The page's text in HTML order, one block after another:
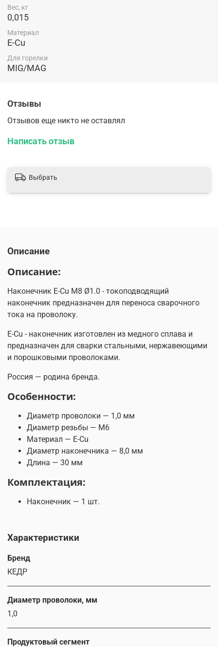
Вес, кг
0,015
Материал
E-Cu
Для горелки
MIG/MAG
Отзывы
Отзывов еще никто не оставлял
Написать отзыв
Выбрать
Описание
Описание:
Наконечник E-Cu М8 Ø1.0 - токоподводящий
наконечник предназначен для переноса сварочного
тока на проволоку.
E-Cu - наконечник изготовлен из медного сплава и
предназначен для сварки стальными, нержавеющими
и порошковыми проволоками.
Россия — родина бренда.
Особенности:
Диаметр проволоки — 1,0 мм
Диаметр резьбы — М6
Материал — E-Cu
Диаметр наконечника — 8,0 мм
Длина — 30 мм
Комплектация:
Наконечник — 1 шт.
Характеристики
Бренд
КЕДР
Диаметр проволоки, мм
1,0
Продуктовый сегмент